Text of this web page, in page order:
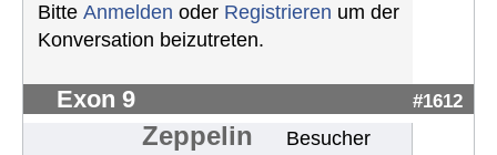
Bitte Anmelden oder Registrieren um der
Konversation beizutreten.
Exon 9 #1612
Zeppelin Besucher